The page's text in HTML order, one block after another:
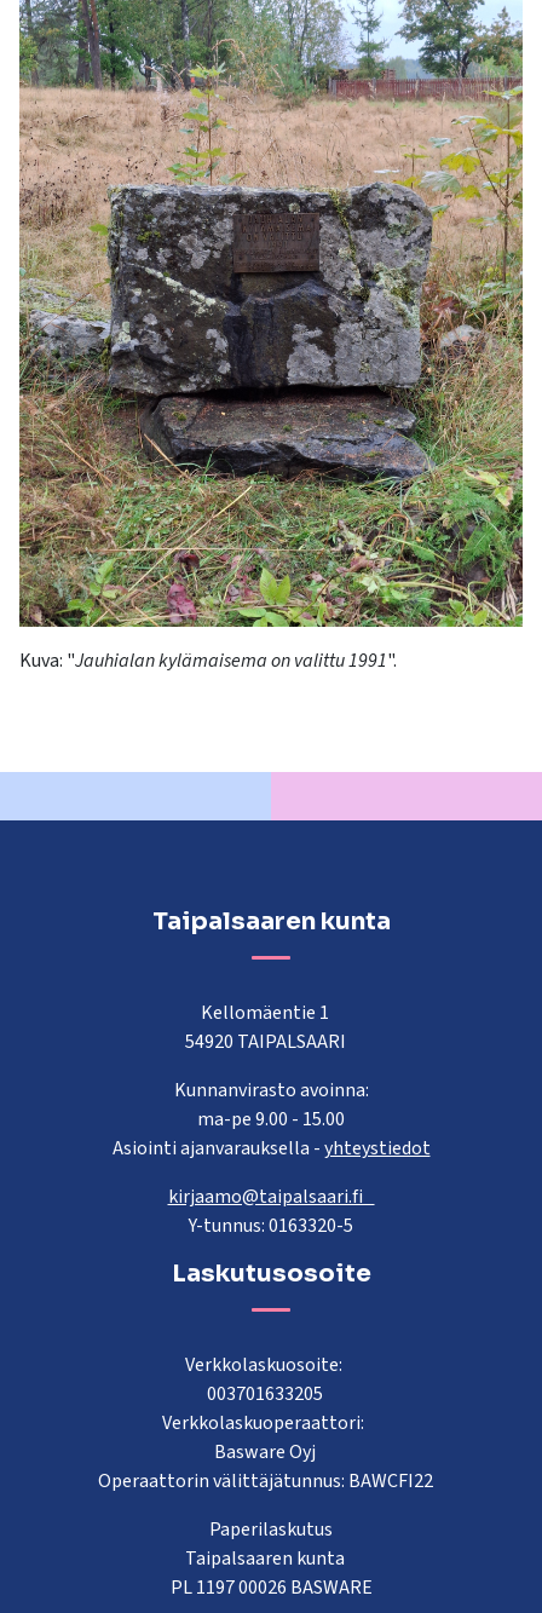
Kuva: "Jauhialan kylämaisema on valittu 1991".
Taipalsaaren kunta
Kellomäentie 1
54920 TAIPALSAARI
Kunnanvirasto avoinna:
ma-pe 9.00 - 15.00
Asiointi ajanvarauksella -yhteystiedot
kirjaamo@taipalsaari.fi
Y-tunnus: 0163320-5
Laskutusosoite
Verkkolaskuosoite:
003701633205
Verkkolaskuoperaattori:
Basware Oyj
Operaattorin välittäjätunnus: BAWCFI22
Paperilaskutus
Taipalsaaren kunta
PL 1197 00026 BASWARE